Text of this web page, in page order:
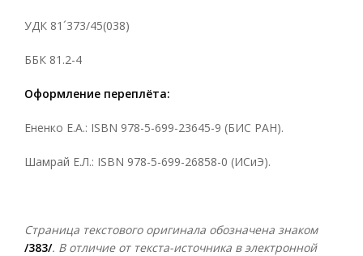
УДК 81´373/45(038)
ББК 81.2-4
Оформление переплёта:
Ененко Е.А.: ISBN 978-5-699-23645-9 (БИС РАН).
Шамрай Е.Л.: ISBN 978-5-699-26858-0 (ИСиЭ).
Страница текстового оригинала обозначена знаком
/383/. В отличие от текста-источника в электронной